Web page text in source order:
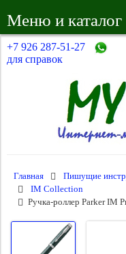
Меню и каталог
+7 926 287-51-27
для справок
Главная Пишущие
IM Collection
Ручка-роллер Parker IM